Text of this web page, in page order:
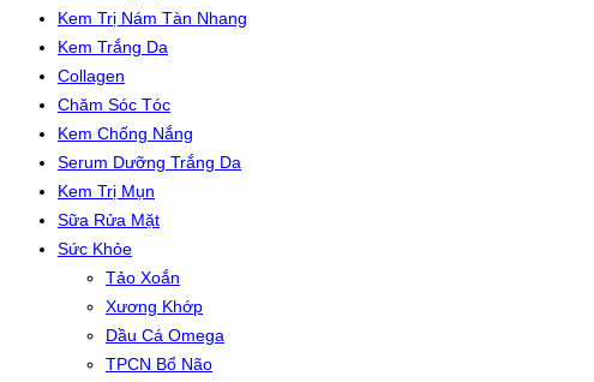
Kem Trị Nám Tàn Nhang
Kem Trắng Da
Collagen
Chăm Sóc Tóc
Kem Chống Nắng
Serum Dưỡng Trắng Da
Kem Trị Mụn
Sữa Rửa Mặt
Sức Khỏe
Tảo Xoắn
Xương Khớp
Dầu Cá Omega
TPCN Bổ Não